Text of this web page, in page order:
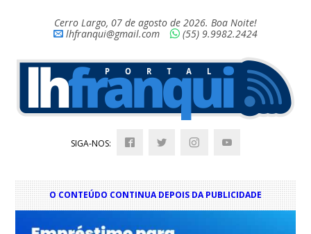
Cerro Largo, 07 de agosto de 2026. Boa Noite!
lhfranqui@gmail.com
(55) 9.9982.2424
SIGA-NOS:
O CONTEÚDO CONTINUA DEPOIS DA PUBLICIDADE